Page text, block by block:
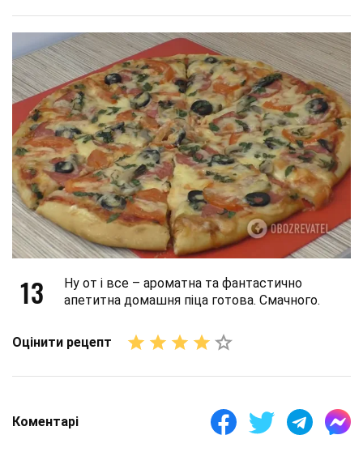
13
Ну от і все – ароматна та фантастично
апетитна домашня піца готова. Смачного.
Оцінити рецепт
Коментарі